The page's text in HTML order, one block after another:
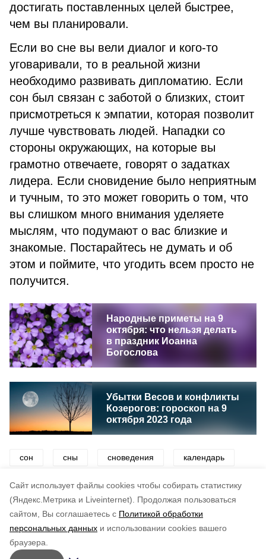
Cайт использует файлы cookies чтобы собирать статистику
(Яндекс.Метрика и Liveinternet).
Продолжая пользоваться
сайтом, Вы соглашаетесь с Политикой обработки
персональных данных и использовании cookies вашего
браузера.
Подписывайтесь на наш Telegram
канал
Рассказываем о главном в районе. Самая актуальная
достигать поставленных целей быстрее,
чем вы планировали.
Если во сне вы вели диалог и кого-то
уговаривали, то в реальной жизни
необходимо развивать дипломатию. Если
сон был связан с заботой о близких, стоит
присмотреться к эмпатии, которая позволит
лучше чувствовать людей. Нападки со
стороны окружающих, на которые вы
грамотно отвечаете, говорят о задатках
лидера. Если сновидение было неприятным
и тучным, то это может говорить о том, что
вы слишком много внимания уделяете
мыслям, что подумают о вас близкие и
знакомые. Постарайтесь не думать и об
этом и поймите, что угодить всем просто не
получится.
Народные приметы на 9
октября: что нельзя делать
в праздник Иоанна
Богослова
Убытки Весов и конфликты
Козерогов: гороскоп на 9
октября 2023 года
сон сны сноведения календарь
сонник судьба предсказания
по оценке
5